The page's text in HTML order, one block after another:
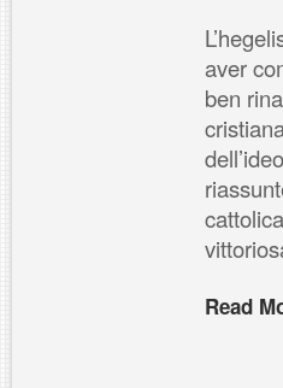
aver
ben
Read